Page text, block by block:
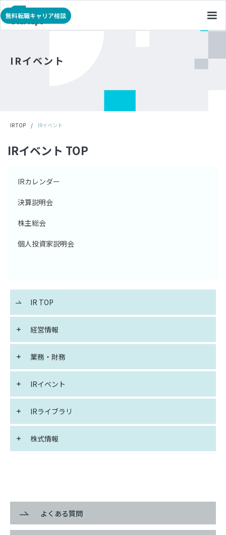
無料転職キャリア相談
IRイベント
IR TOP / IRイベント
IRイベント TOP
IRカレンダー
決算説明会
株主総会
個人投資家説明会
IR TOP
経営情報
業務・財務
IRイベント
IRライブラリ
株式情報
よくある質問